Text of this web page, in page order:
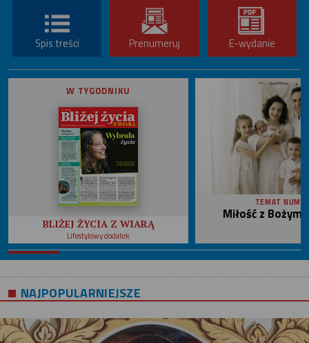
Spis treści Prenumeruj E-wydanie
W TYGODNIKU
BLIŻEJ ŻYCIA Z WIARĄ
Lifestylowy dodatek
TEMAT
Miłość z
NAJPOPULARNIEJSZE